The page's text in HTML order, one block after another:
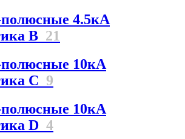
4.5кА
В 21
10кА
C 9
10кА
D 4